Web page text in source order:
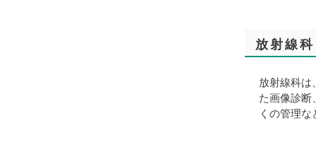
放射線科
放射線科は
た画像診断
くの管理